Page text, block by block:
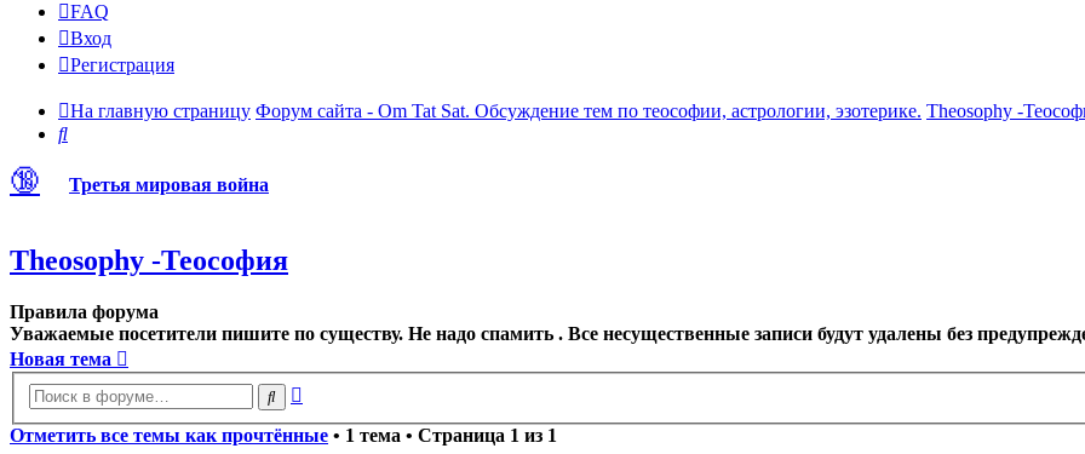
FAQ
Вход
Регистрация
На главную страницу Форум сайта - Om Tat Sat. Обсуждение тем по теософии, астрологии, эзотерике. Theosophy -
Поиск
🔞 Третья мировая война
Theosophy -Теософия
Правила форума
Уважаемые посетители пишите по существу. Не надо спамить . Все несущественные записи будут удалены без
Новая тема
Поиск
Отметить все темы как прочтённые • 1 тема • Страница 1 из 1